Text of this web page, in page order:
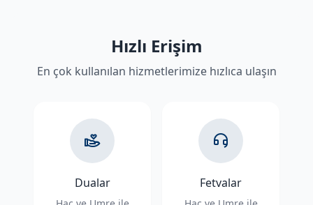
Hızlı Erişim
En çok kullanılan hizmetlerimize hızlıca ulaşın
Dualar Fetvalar